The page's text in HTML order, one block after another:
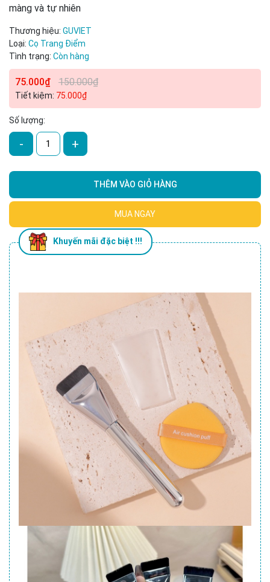
màng và tự nhiên
Thương hiệu: GUVIET
Loại: Cọ Trang Điểm
Tình trạng: Còn hàng
75.000₫ 150.000₫
Tiết kiệm: 75.000₫
Số lượng:
- +
THÊM VÀO GIỎ HÀNG
MUA NGAY
Khuyến mãi đặc biệt !!!